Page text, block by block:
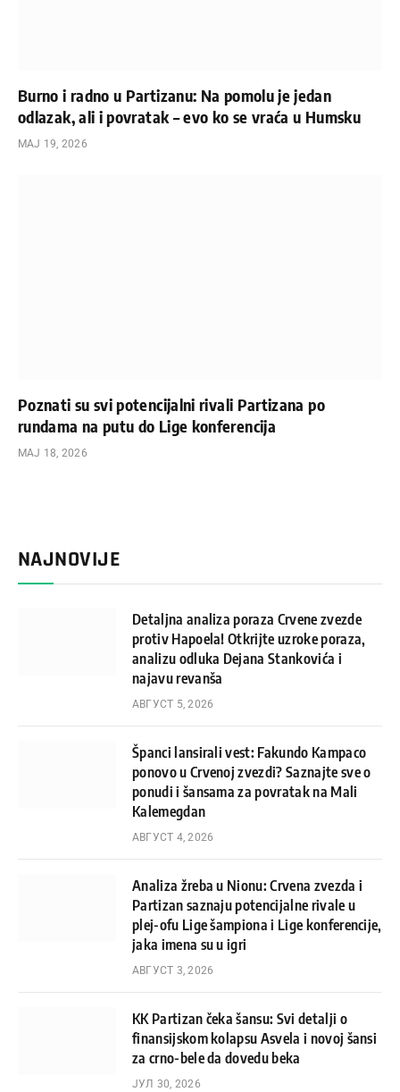
Burno i radno u Partizanu: Na pomolu je jedan
odlazak, ali i povratak – evo ko se vraća u Humsku
МАЈ 19, 2026
Poznati su svi potencijalni rivali Partizana po
rundama na putu do Lige konferencija
МАЈ 18, 2026
NAJNOVIJE
Detaljna analiza poraza Crvene zvezde
protiv Hapoela! Otkrijte uzroke poraza,
analizu odluka Dejana Stankovića i
najavu revanša
АВГУСТ 5, 2026
Španci lansirali vest: Fakundo Kampaco
ponovo u Crvenoj zvezdi? Saznajte sve o
ponudi i šansama za povratak na Mali
Kalemegdan
АВГУСТ 4, 2026
Analiza žreba u Nionu: Crvena zvezda i
Partizan saznaju potencijalne rivale u
plej-ofu Lige šampiona i Lige konferencije,
jaka imena su u igri
АВГУСТ 3, 2026
KK Partizan čeka šansu: Svi detalji o
finansijskom kolapsu Asvela i novoj šansi
za crno-bele da dovedu beka
ЈУЛ 30, 2026